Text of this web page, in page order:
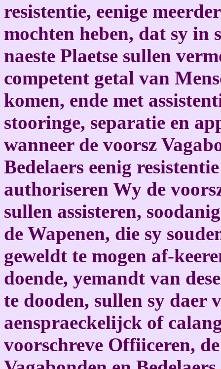
resistentie, eenige
mochten heben, dat sy in
naeste Plaetse sullen
competent getal van
komen, ende met
stooringe, separatie en
wanneer de voorsz
Bedelaers eenig
authoriseren Wy de
sullen assisteren,
de Wapenen, die sy
geweldt te mogen af-
doende, yemandt van
te dooden, sullen sy daer
aenspraeckelijck of
voorschreve Offiiceren,